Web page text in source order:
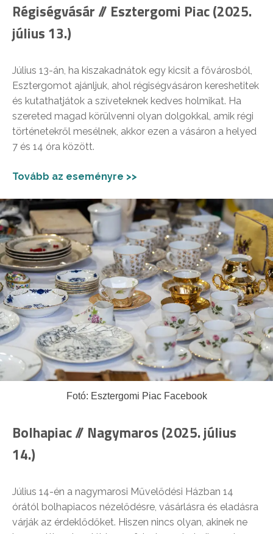
Régiségvásár // Esztergomi Piac (2025.
július 13.)
Július 13-án, ha kiszakadnátok egy kicsit a fővárosból,
Esztergomot ajánljuk, ahol régiségvásáron kereshetitek
és kutathatjátok a szíveteknek kedves holmikat. Ha
szereted magad körülvenni olyan dolgokkal, amik régi
történetekről mesélnek, akkor ezen a vásáron a helyed
7 és 14 óra között.
Tovább az eseményre >>
Fotó: Esztergomi Piac Facebook
Bolhapiac // Nagymaros (2025. július
14.)
Július 14-én a nagymarosi Művelődési Házban 14
órától bolhapiacos nézelődésre, vásárlásra és eladásra
várják az érdeklődőket. Hiszen nincs olyan, akinek ne